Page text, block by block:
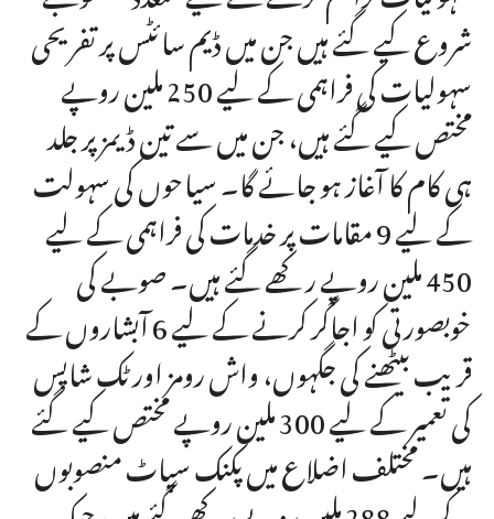
شروع کیے گئے ہیں جن میں ڈیم سائٹس پر تفریحی
سہولیات کی فراہمی کے لیے 250 ملین روپے
مختص کیے گئے ہیں، جن میں سے تین ڈیمز پر جلد
ہی کام کا آغاز ہو جائے گا۔ سیاحوں کی سہولت
کے لیے 9 مقامات پر خدمات کی فراہمی کے لیے
450 ملین روپے رکھے گئے ہیں۔ صوبے کی
خوبصورتی کو اجاگر کرنے کے لیے 6 آبشاروں کے
قریب بیٹھنے کی جگہوں، واش رومز اور ٹک شاپس
کی تعمیر کے لیے 300 ملین روپے مختص کیے گئے
ہیں۔ مختلف اضلاع میں پکنک سپاٹ منصوبوں